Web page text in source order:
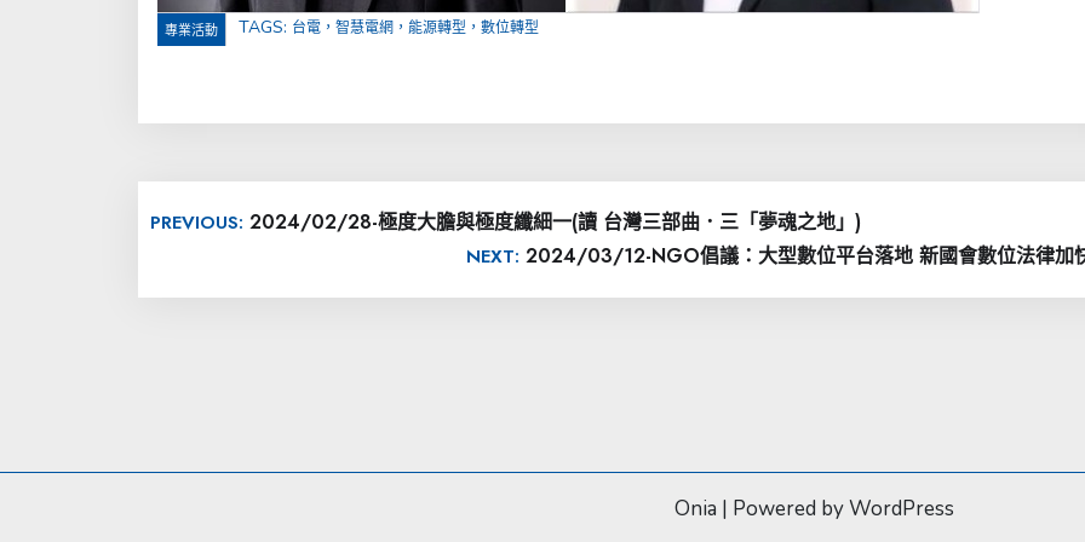
專業活動 TAGS: 台電，智慧電網，能源轉型，數位轉型
文
導
PREVIOUS: 2024/02/28-極度大膽與極度纖細一(讀 台灣三部曲．三「夢魂之地」)
NEXT: 2024/03/12-NGO倡議：大型數位平台落地 新國會數位法律加
Onia | Powered by WordPress